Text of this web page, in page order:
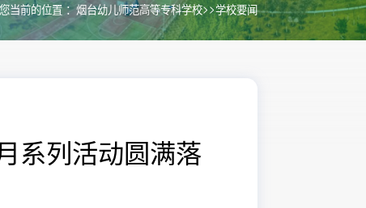
您当前的位置 ：烟台幼儿师范高等专科学校>>学校要闻
系列活动圆满落